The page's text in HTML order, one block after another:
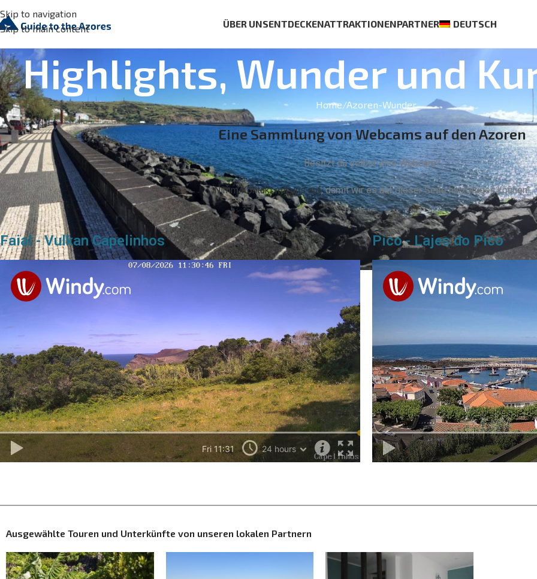
Skip to navigation
Skip to main content
ÜBER UNSENTDECKENATTRAKTIONENPARTNER DEUTSCH
Highlights, Wunder und
Home Azoren-Wunder
Eine Sammlung von Webcams auf den Azoren
Besitzt du selbst eine Webcam?
Nimm Kontakt mit uns auf, damit wir es auf dieser Seite hinzufügen können!
Faial - Vulkan Capelinhos Pico - Lajes do Pico
Ausgewählte Touren und Unterkünfte von unseren lokalen Partnern